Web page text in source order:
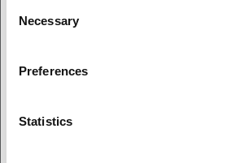
Selection
Necessary
Preferences
Statistics
Passar:
Även om den här uppgraderingen
kan skrivartillverkarna ändra sina
extruderväxel (med en skruva och
om inte, kan du behöva köpa en ny